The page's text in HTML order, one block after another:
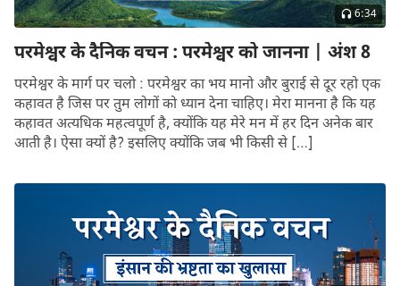
6:34
परमेश्वर के दैनिक वचन : परमेश्वर को जानना | अंश 8
परमेश्वर के मार्ग पर चलो : परमेश्वर का भय मानो और बुराई से दूर रहो एक
कहावत है जिस पर तुम लोगों को ध्यान देना चाहिए। मेरा मानना है कि यह
कहावत अत्यधिक महत्वपूर्ण है, क्योंकि यह मेरे मन में हर दिन अनेक बार
आती है। ऐसा क्यों है? इसलिए क्योंकि जब भी किसी से […]